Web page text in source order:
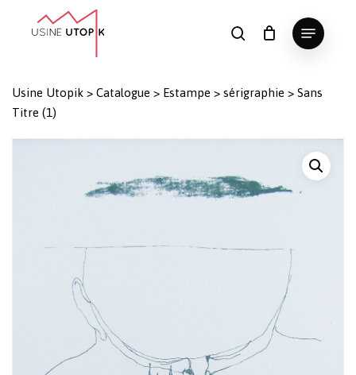
search
Menu
Panier Fermer
le
Usine Utopik > Catalogue > Estampe > sérigraphie > Sans
Titre (1)
Close